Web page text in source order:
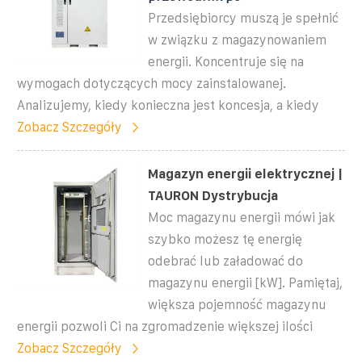
Przedsiębiorcy muszą je spełnić
w związku z magazynowaniem
energii. Koncentruje się na
wymogach dotyczących mocy zainstalowanej.
Analizujemy, kiedy konieczna jest koncesja, a kiedy
Zobacz Szczegóły
Magazyn energii elektrycznej |
TAURON Dystrybucja
Moc magazynu energii mówi jak
szybko możesz tę energię
odebrać lub załadować do
magazynu energii [kW]. Pamiętaj,
większa pojemność magazynu
energii pozwoli Ci na zgromadzenie większej ilości
Zobacz Szczegóły